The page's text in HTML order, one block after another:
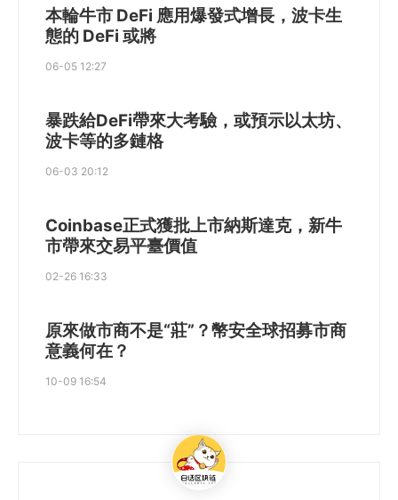
本輪牛市 DeFi 應用爆發式增長，波卡生
態的 DeFi 或將
06-05 12:27
暴跌給DeFi帶來大考驗，或預示以太坊、
波卡等的多鏈格
06-03 20:12
Coinbase正式獲批上市納斯達克，新牛
市帶來交易平臺價值
02-26 16:33
原來做市商不是“莊”？幣安全球招募市商
意義何在？
10-09 16:54